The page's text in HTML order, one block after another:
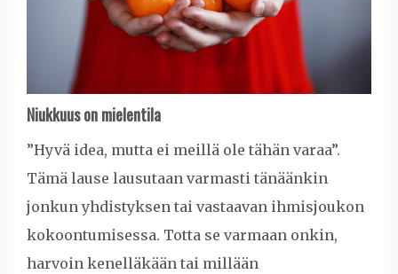
Niukkuus on mielentila
”Hyvä idea, mutta ei meillä ole tähän varaa”.
Tämä lause lausutaan varmasti tänäänkin
jonkun yhdistyksen tai vastaavan ihmisjoukon
kokoontumisessa. Totta se varmaan onkin,
harvoin kenelläkään tai millään